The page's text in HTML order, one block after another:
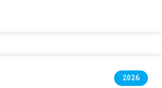
2026